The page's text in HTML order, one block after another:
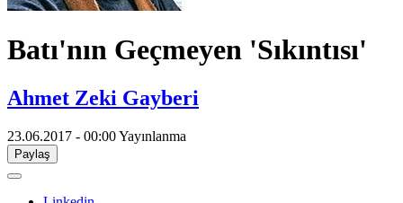
Batı'nın Geçmeyen 'Sıkıntısı'
Ahmet Zeki Gayberi
23.06.2017 - 00:00Yayınlanma
Paylaş